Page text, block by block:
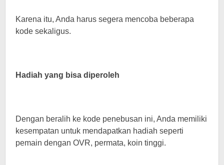
Karena itu, Anda harus segera mencoba beberapa
kode sekaligus.
Hadiah yang bisa diperoleh
Dengan beralih ke kode penebusan ini, Anda memiliki
kesempatan untuk mendapatkan hadiah seperti
pemain dengan OVR, permata, koin tinggi.